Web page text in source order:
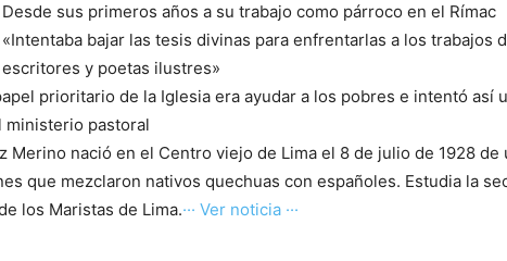
Desde sus primeros años a su trabajo como párroco en el Rímac
«Intentaba bajar las tesis divinas para enfrentarlas a los trabajos
escritores y poetas ilustres»
prioritario de la Iglesia era ayudar a los pobres e intentó así
ministerio pastoral
Merino nació en el Centro viejo de Lima el 8 de julio de 1928 de
que mezclaron nativos quechuas con españoles. Estudia la
los Maristas de Lima.··· Ver noticia ···